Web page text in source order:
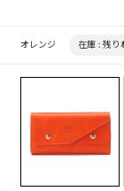
オレンジ 在庫 : 残り